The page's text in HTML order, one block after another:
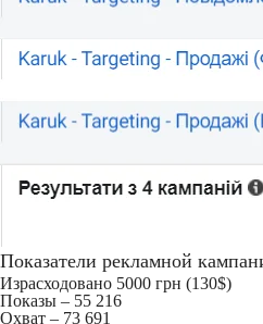
Показатели рекламной
Израсходовано 5000 грн (130$)
Показы – 55 216
Охват – 73 691